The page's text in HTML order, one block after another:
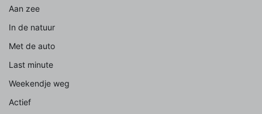
Aan zee
In de natuur
Met de auto
Last minute
Weekendje weg
Actief